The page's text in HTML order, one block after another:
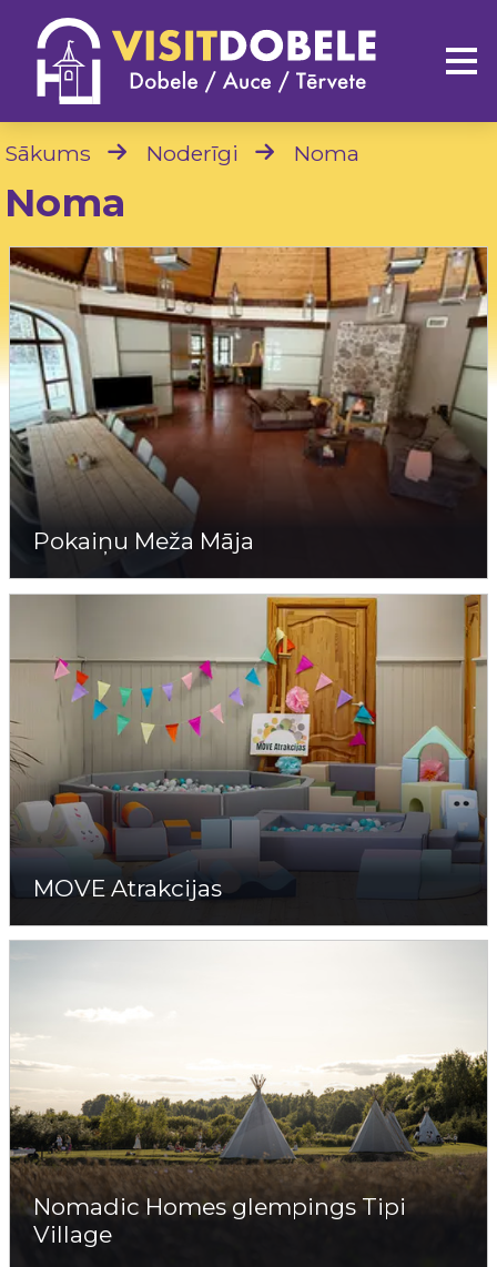
Sākums Noderīgi Noma
Noma
Pokaiņu Meža Māja
MOVE Atrakcijas
Nomadic Homes glempings Tipi
Village